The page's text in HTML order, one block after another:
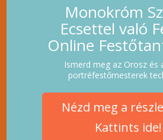
Monokróm
Ecsettel való
Online
Ismerd meg az Orosz és
portréfestőmesterek
Nézd meg a
Kattints ide!